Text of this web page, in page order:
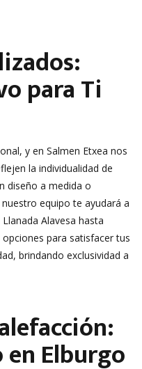
para Ti
y en Salmen Etxea nos
la individualidad de
diseño a medida o
equipo te ayudará a
Alavesa hasta
para satisfacer tus
brindando exclusividad a
Elburgo